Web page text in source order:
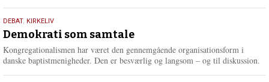
18.
maj
2026
DEBAT, KIRKELIV
Demokrati som samtale
Kongregationalismen har været den gennemgående organisationsform i
danske baptistmenigheder. Den er besværlig og langsom – og til diskussion.